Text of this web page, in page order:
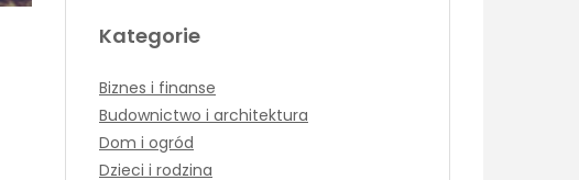
Kategorie
Biznes i finanse
Budownictwo i architektura
Dom i ogród
Dzieci i rodzina